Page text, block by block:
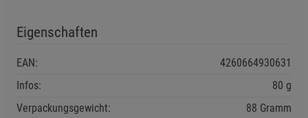
Eigenschaften
EAN:
4260664930631
Infos:
80 g
Verpackungsgewicht:
88 Gramm
Beschreibung Statistik Cookies